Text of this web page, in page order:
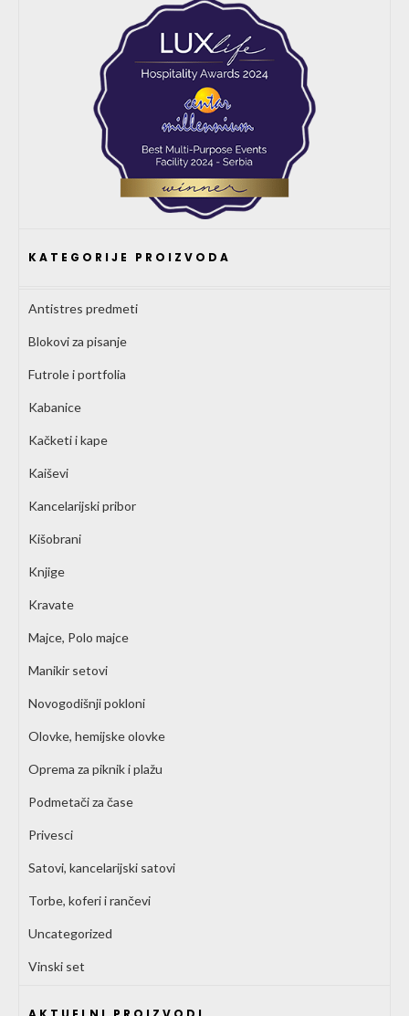
KATEGORIJE PROIZVODA
Antistres predmeti
Blokovi za pisanje
Futrole i portfolia
Kabanice
Kačketi i kape
Kaiševi
Kancelarijski pribor
Kišobrani
Knjige
Kravate
Majce, Polo majce
Manikir setovi
Novogodišnji pokloni
Olovke, hemijske olovke
Oprema za piknik i plažu
Podmetači za čase
Privesci
Satovi, kancelarijski satovi
Torbe, koferi i rančevi
Uncategorized
Vinski set